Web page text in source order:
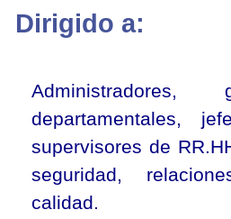
Dirigido a:
Administradores,
departamentales,
supervisores de
seguridad,
calidad.